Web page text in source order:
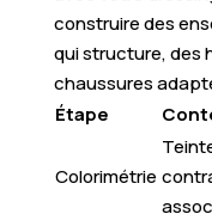
construire des
qui structure, des
chaussures
Étape
Colorimétrie